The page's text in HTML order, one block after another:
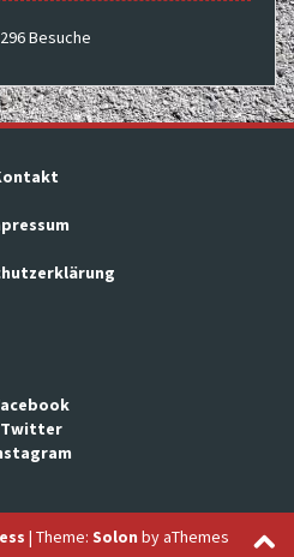
Besuche
Twitter
| Theme: Solon by aThemes